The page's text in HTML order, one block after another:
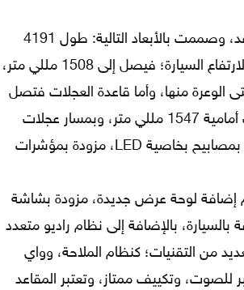
تم تزويد سيارة أودي q2 بأربعة أبواب، وخمسة مقاعد، وصممت بالأبعاد التالية: طول 4191
مللي متر، وعرض يبلغ 1794 مللي متر، أما بالنسبة لارتفاع السيارة؛ فيصل إلى 1508 مللي متر،
الوعرة منها، وأما قاعدة العجلات فتصل
إلى 2601 مللي متر، وصممت السيارة بمسار عجلات أمامية 1547 مللي متر، وبمسار عجلات
خلفية 1541 مللي متر، كما زودت السيارة من الأمام بمصابيح بخاصية LED، مزودة بمؤشرات
إضافة لوحة عرض جديدة، مزودة بشاشة
بالسيارة، بالإضافة إلى نظام راديو متعدد
5.8 بوصة، مزودة بالعديد من التقنيات؛ كنظام الملاحة، وواي
أيضاً على نظام صوتي رائع مع 14 مكبر للصوت، وتكييف ممتاز، وتعتبر المقاعد